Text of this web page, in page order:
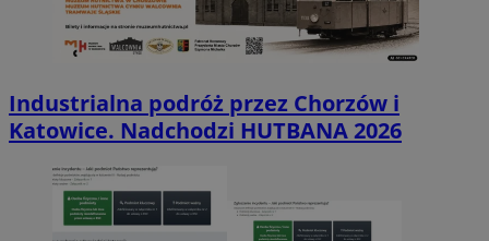
Industrialna podróż przez Chorzów i
Katowice. Nadchodzi HUTBANA 2026